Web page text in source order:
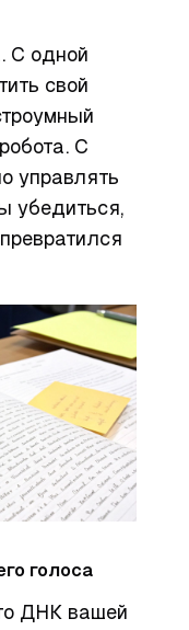
С одной
свой
С
управлять
убедиться,
голоса
ДНК вашей